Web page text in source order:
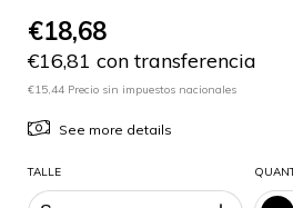
€18,68
€16,81 con transferencia
€15,44 Precio sin impuestos nacionales
See more details
TALLE